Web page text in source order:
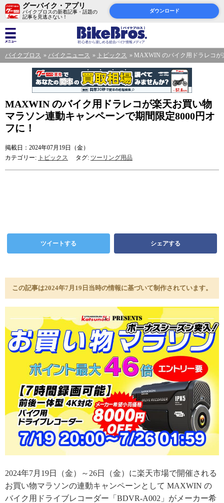
グーバイク・アプリ
バイクブロスの新着記事・話題の
記事を見逃さない！
ダウンロード
バイクブロス バイクニュース トピックス MAXWIN のバイク用ドラレコが
MAXWIN のバイク用ドラレコが楽天お買い物
マラソン連動キャンペーンで期間限定8000円オ
フに！
掲載日：2024年07月19日（金）
カテゴリー: トピックス タグ: ツーリング用品
ツイートする シェアする
この記事は2024年7月19日当時の情報に基づいて制作されています。
2024年7月19日（金）～26日（金）に楽天市場で開催される
お買い物マラソンの連動キャンペーンとして MAXWIN の
バイク用ドライブレコーダー「BDVR-A002」がメーカー希